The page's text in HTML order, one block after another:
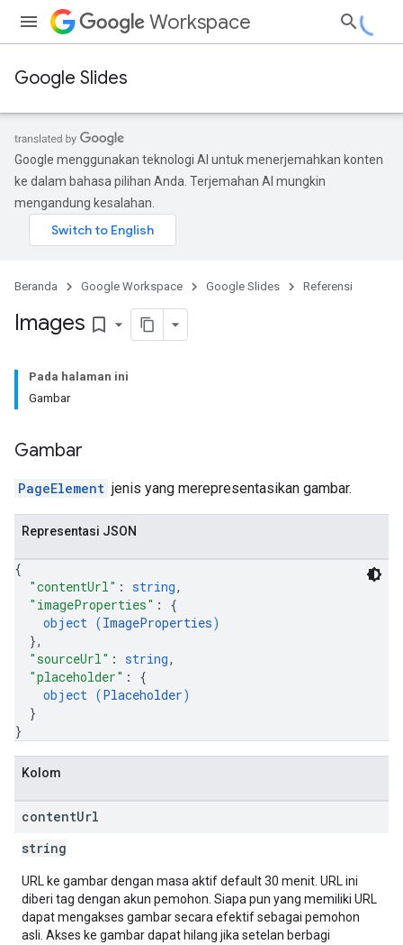
Workspace
Google Slides
Google menggunakan teknologi AI untuk menerjemahkan konten
ke dalam bahasa pilihan Anda. Terjemahan AI mungkin
mengandung kesalahan.
Beranda Google Workspace Google Slides Referensi
Images bookmark_border
Pada halaman ini
Gambar
Gambar
PageElement jenis yang merepresentasikan gambar.
Representasi JSON
{
"contentUrl" : string,
"imageProperties" : {
object (ImageProperties)
},
"sourceUrl" : string,
"placeholder" : {
object (Placeholder)
}
}
Kolom
contentUrl
string
URL ke gambar dengan masa aktif default 30 menit. URL ini
diberi tag dengan akun pemohon. Siapa pun yang memiliki URL
dapat mengakses gambar secara efektif sebagai pemohon
asli. Akses ke gambar dapat hilang jika setelan berbagi